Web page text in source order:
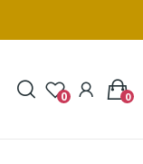
0 0